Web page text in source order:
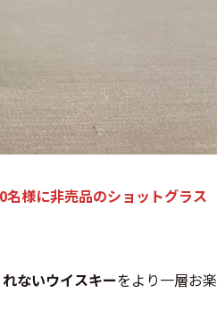
名様に非売品のショットグラス
ないウイスキーをより一層お楽